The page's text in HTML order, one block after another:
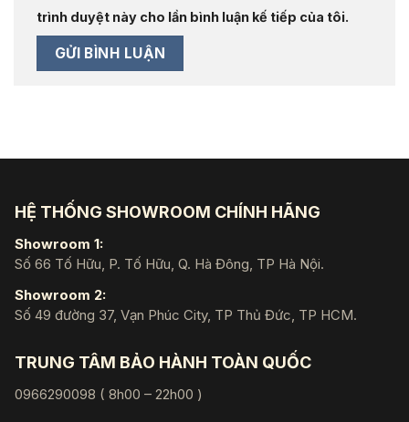
trình duyệt này cho lần bình luận kế tiếp của tôi.
HỆ THỐNG SHOWROOM CHÍNH HÃNG
Showroom 1:
Số 66 Tố Hữu, P. Tố Hữu, Q. Hà Đông, TP Hà Nội.
Showroom 2:
Số 49 đường 37, Vạn Phúc City, TP Thủ Đức, TP HCM.
TRUNG TÂM BẢO HÀNH TOÀN QUỐC
0966290098 ( 8h00 – 22h00 )